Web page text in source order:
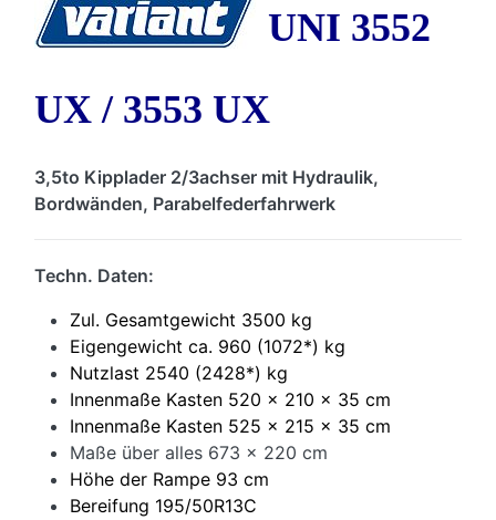
UNI 3552
UX / 3553 UX
3,5to Kipplader 2/3achser mit Hydraulik,
Bordwänden, Parabelfederfahrwerk
Techn. Daten:
Zul. Gesamtgewicht 3500 kg
Eigengewicht ca. 960 (1072*) kg
Nutzlast 2540 (2428*) kg
Innenmaße Kasten 520 x 210 x 35 cm
Innenmaße Kasten 525 x 215 x 35 cm
Maße über alles 673 x 220 cm
Höhe der Rampe 93 cm
Bereifung 195/50R13C